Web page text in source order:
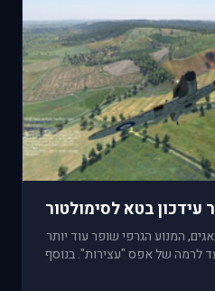
המנוע הגרפי שופר עוד יותר
לרמה של אפס "עצירות". בנוסף